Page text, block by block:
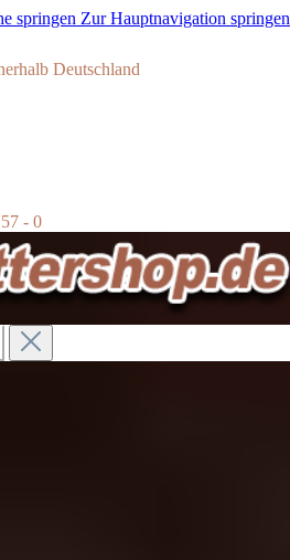
springen Zur Hauptnavigation springen
Deutschland
- 0